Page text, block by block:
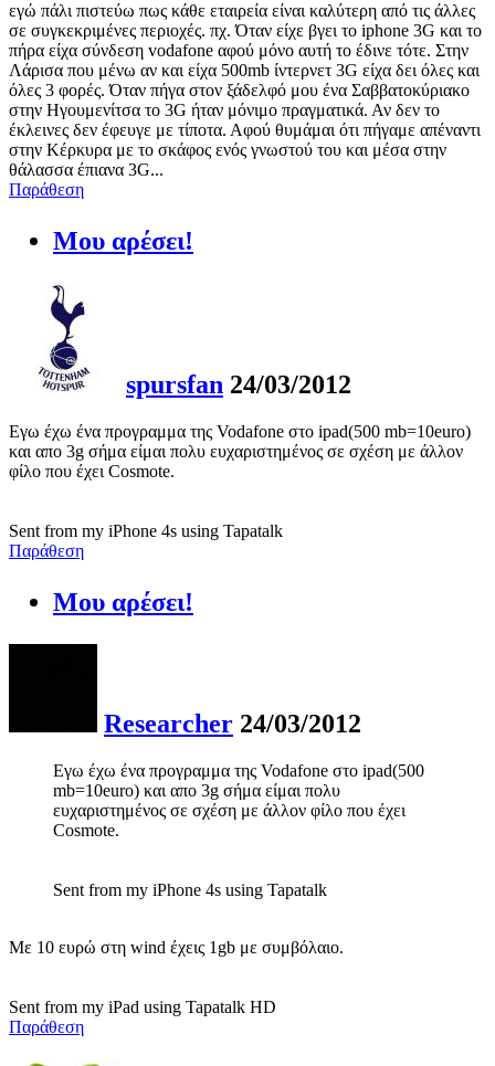
εγώ πάλι πιστεύω πως κάθε εταιρεία είναι καλύτερη από τις άλλες
σε συγκεκριμένες περιοχές. πχ. Όταν είχε βγει το iphone 3G και το
πήρα είχα σύνδεση vodafone αφού μόνο αυτή το έδινε τότε. Στην
Λάρισα που μένω αν και είχα 500mb ίντερνετ 3G είχα δει όλες και
όλες 3 φορές. Όταν πήγα στον ξάδελφό μου ένα Σαββατοκύριακο
στην Ηγουμενίτσα το 3G ήταν μόνιμο πραγματικά. Αν δεν το
έκλεινες δεν έφευγε με τίποτα. Αφού θυμάμαι ότι πήγαμε απέναντι
στην Κέρκυρα με το σκάφος ενός γνωστού του και μέσα στην
θάλασσα έπιανα 3G...
Παράθεση
Μου αρέσει!
spursfan 24/03/2012
Εγω έχω ένα προγραμμα της Vodafone στο ipad(500 mb=10euro)
και απο 3g σήμα είμαι πολυ ευχαριστημένος σε σχέση με άλλον
φίλο που έχει Cosmote.
Sent from my iPhone 4s using Tapatalk
Παράθεση
Μου αρέσει!
Researcher 24/03/2012
Εγω έχω ένα προγραμμα της Vodafone στο ipad(500
mb=10euro) και απο 3g σήμα είμαι πολυ
ευχαριστημένος σε σχέση με άλλον φίλο που έχει
Cosmote.
Sent from my iPhone 4s using Tapatalk
Με 10 ευρώ στη wind έχεις 1gb με συμβόλαιο.
Sent from my iPad using Tapatalk HD
Παράθεση